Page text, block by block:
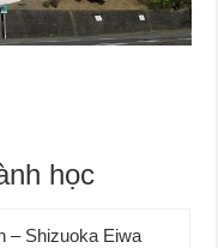
học
– Shizuoka Eiwa